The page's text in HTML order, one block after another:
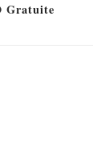
Gratuite